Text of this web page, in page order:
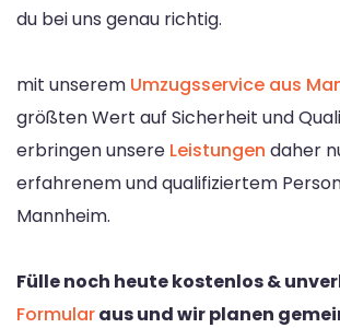
du bei uns genau richtig.
mit unserem Umzugsservice aus
größten Wert auf Sicherheit und
erbringen unsere Leistungen daher
erfahrenem und qualifiziertem
Mannheim.
Fülle noch heute kostenlos &
Formularaus und wir planen